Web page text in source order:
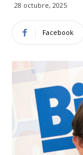
28 octubre, 2025
Facebook